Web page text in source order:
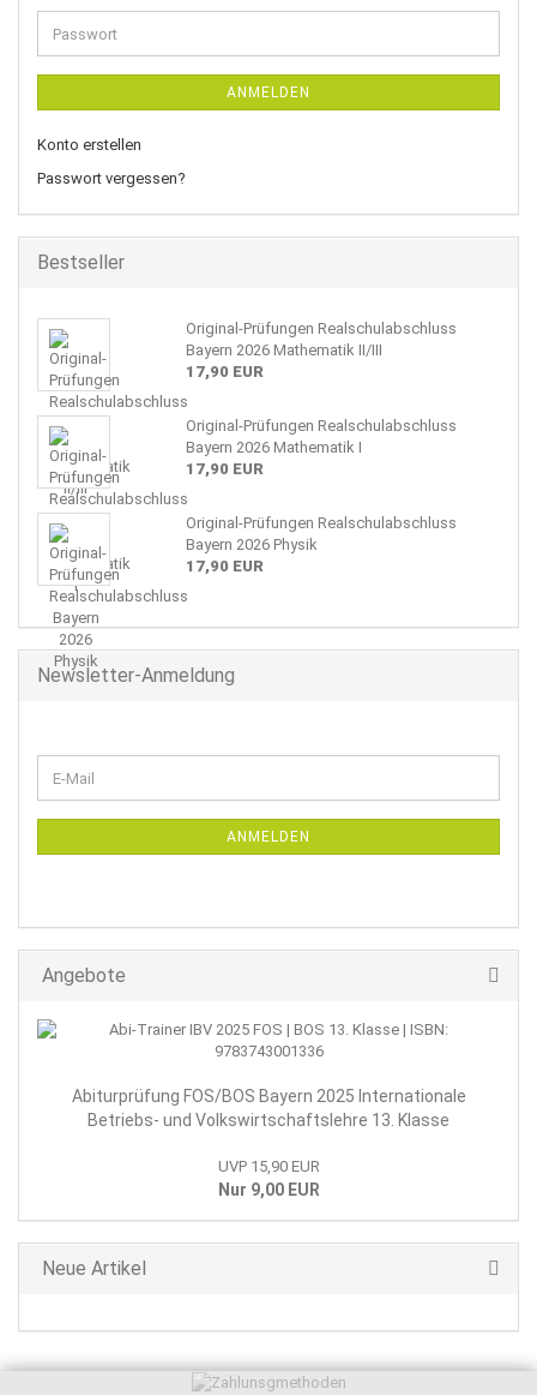
Adresse
Passwort
ANMELDEN
Konto erstellen
Passwort vergessen?
Bestseller
Original-Prüfungen Realschulabschluss
Bayern 2026 Mathematik II/III
17,90 EUR
Original-Prüfungen Realschulabschluss
Bayern 2026 Mathematik I
17,90 EUR
Original-Prüfungen Realschulabschluss
Bayern 2026 Physik
17,90 EUR
Newsletter-Anmeldung
ZUR
E-
Mail
ANMELDEN
Angebote
Abiturprüfung FOS/BOS Bayern 2025 Internationale
Betriebs- und Volkswirtschaftslehre 13. Klasse
UVP 15,90 EUR
Nur 9,00 EUR
Neue Artikel